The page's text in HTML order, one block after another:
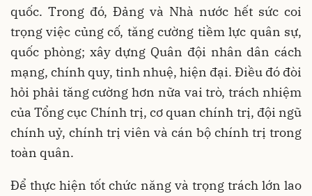
quốc. Trong đó, Đảng và Nhà nước hết sức coi
trọng việc củng cố, tăng cường tiềm lực quân sự,
quốc phòng; xây dựng Quân đội nhân dân cách
mạng, chính quy, tinh nhuệ, hiện đại. Điều đó đòi
hỏi phải tăng cường hơn nữa vai trò, trách nhiệm
của Tổng cục Chính trị, cơ quan chính trị, đội ngũ
chính uỷ, chính trị viên và cán bộ chính trị trong
toàn quân.
Để thực hiện tốt chức năng và trọng trách lớn lao